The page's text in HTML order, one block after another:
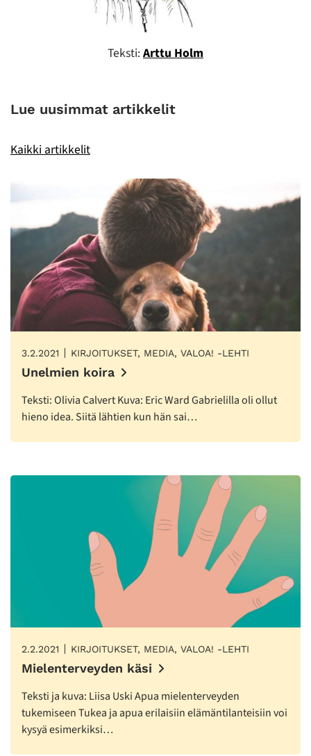
Teksti:Arttu Holm
Lue uusimmat artikkelit
Kaikki artikkelit
3.2.2021 KIRJOITUKSET, MEDIA, VALOA! -LEHTI
Unelmien koira
Teksti: Olivia Calvert Kuva: Eric Ward Gabrielilla oli ollut
hieno idea. Siitä lähtien kun hän sai…
2.2.2021 KIRJOITUKSET, MEDIA, VALOA! -LEHTI
Mielenterveyden käsi
Teksti ja kuva: Liisa Uski Apua mielenterveyden
tukemiseen Tukea ja apua erilaisiin elämäntilanteisiin voi
kysyä esimerkiksi…